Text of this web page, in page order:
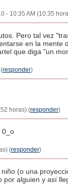
- 10:35 AM (10:35
Pero tal vez
en la mente
que diga "un
responder)
horas) (responder)
0_o
(responder)
(o una
alguien y así